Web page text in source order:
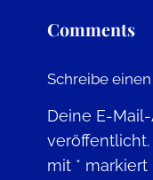
Comments
Schreibe
Deine E-
veröffentlicht.
mit * markiert